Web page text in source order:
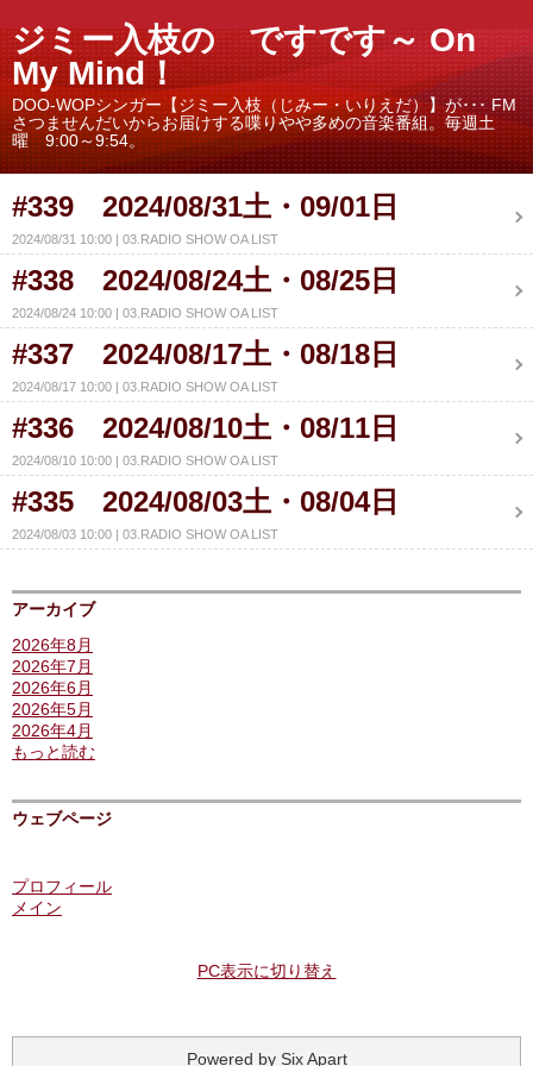
ジミー入枝の ですです～ On
My Mind！
DOO-WOPシンガー【ジミー入枝（じみー・いりえだ）】が･･･ FM
さつませんだいからお届けする喋りやや多めの音楽番組。毎週土
曜 9:00～9:54。
#339 2024/08/31土・09/01日
2024/08/31 10:00 03.RADIO SHOW OA LIST
#338 2024/08/24土・08/25日
2024/08/24 10:00 03.RADIO SHOW OA LIST
#337 2024/08/17土・08/18日
2024/08/17 10:00 03.RADIO SHOW OA LIST
#336 2024/08/10土・08/11日
2024/08/10 10:00 03.RADIO SHOW OA LIST
#335 2024/08/03土・08/04日
2024/08/03 10:00 03.RADIO SHOW OA LIST
アーカイブ
2026年8月
2026年7月
2026年6月
2026年5月
2026年4月
もっと読む
ウェブページ
プロフィール
メイン
PC表示に切り替え
Powered by Six Apart